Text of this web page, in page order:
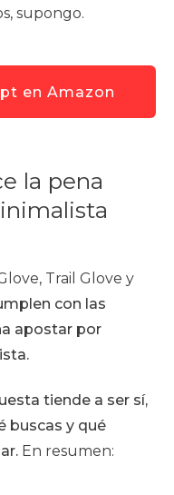
supongo.
en Amazon
la pena
Trail Glove y
con las
apostar por
tiende a ser sí,
buscas y qué
En resumen: